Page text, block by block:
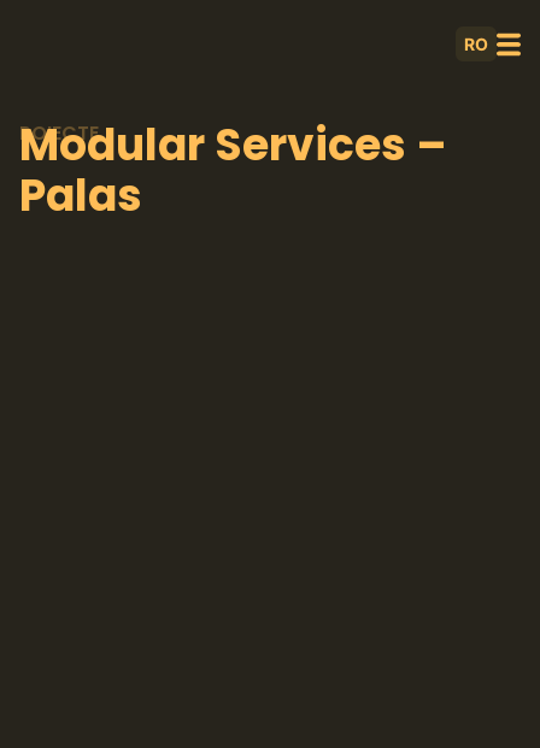
RO
POIECTE
Modular Services –
Palas